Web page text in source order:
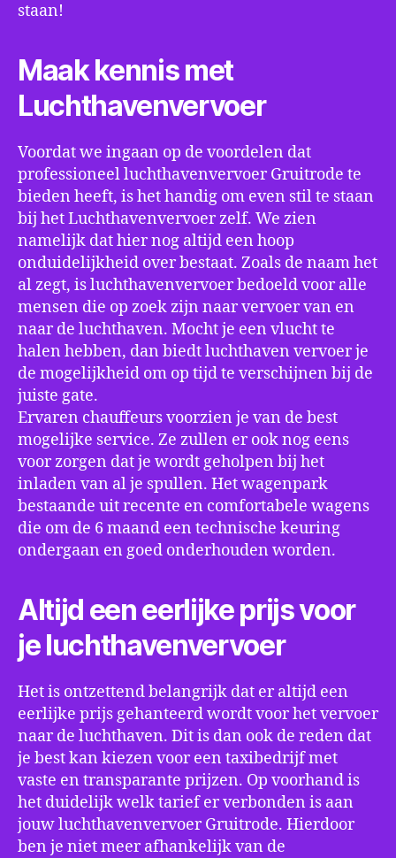
staan!
Maak kennis met
Luchthavenvervoer
Voordat we ingaan op de voordelen dat
professioneel luchthavenvervoer Gruitrode te
bieden heeft, is het handig om even stil te staan
bij het Luchthavenvervoer zelf. We zien
namelijk dat hier nog altijd een hoop
onduidelijkheid over bestaat. Zoals de naam het
al zegt, is luchthavenvervoer bedoeld voor alle
mensen die op zoek zijn naar vervoer van en
naar de luchthaven. Mocht je een vlucht te
halen hebben, dan biedt luchthaven vervoer je
de mogelijkheid om op tijd te verschijnen bij de
juiste gate.
Ervaren chauffeurs voorzien je van de best
mogelijke service. Ze zullen er ook nog eens
voor zorgen dat je wordt geholpen bij het
inladen van al je spullen. Het wagenpark
bestaande uit recente en comfortabele wagens
die om de 6 maand een technische keuring
ondergaan en goed onderhouden worden.
Altijd een eerlijke prijs voor
je luchthavenvervoer
Het is ontzettend belangrijk dat er altijd een
eerlijke prijs gehanteerd wordt voor het vervoer
naar de luchthaven. Dit is dan ook de reden dat
je best kan kiezen voor een taxibedrijf met
vaste en transparante prijzen. Op voorhand is
het duidelijk welk tarief er verbonden is aan
jouw luchthavenvervoer Gruitrode. Hierdoor
ben je niet meer afhankelijk van de